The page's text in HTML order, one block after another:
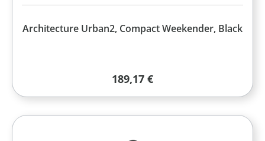
Architecture Urban2, Compact Weekender, Black
Regulärer Preis:
189,17 €